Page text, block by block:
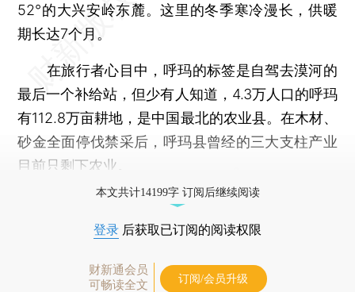
52°的大兴安岭东麓。这里的冬季寒冷漫长，供暖
期长达7个月。
在旅行者心目中，呼玛的标签是自驾去漠河的
最后一个补给站，但少有人知道，4.3万人口的呼玛
有112.8万亩耕地，是中国最北的农业县。在木材、
砂金全面停伐禁采后，呼玛县曾经的三大支柱产业
目前只剩下农业。
本文共计14199字 订阅后继续阅读
登录 后获取已订阅的阅读权限
财新通会员
可畅读全文
订阅/会员升级